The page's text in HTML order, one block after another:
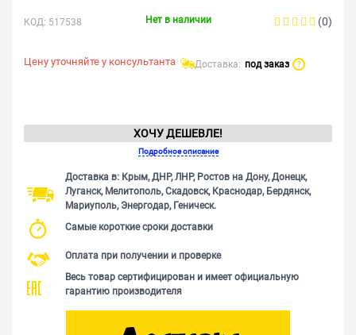
КОД: 517538 Нет в наличии (0)
Цену уточняйте у консультанта Доставка: под заказ ?
ХОЧУ ДЕШЕВЛЕ!
Подробное описание
Доставка в: Крым, ДНР, ЛНР, Ростов на Дону, Донецк,
Луганск, Мелитополь, Скадовск, Краснодар, Бердянск,
Мариуполь, Энергодар, Геническ.
Самые короткие сроки доставки
Оплата при получении и проверке
Весь товар сертифицирован и имеет официальную
гарантию производителя